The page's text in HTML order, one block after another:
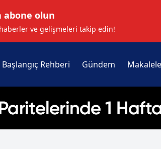
abone olun
ve gelişmeleri takip edin!
Başlangıç Rehberi Gündem